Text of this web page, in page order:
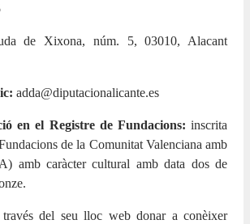
de Xixona, núm. 5, 03010, Alacant
adda@diputacionalicante.es
en el Registre de Fundacions: inscrita
de la Comunitat Valenciana amb
amb caràcter cultural amb data dos de
del seu lloc web donar a conèixer